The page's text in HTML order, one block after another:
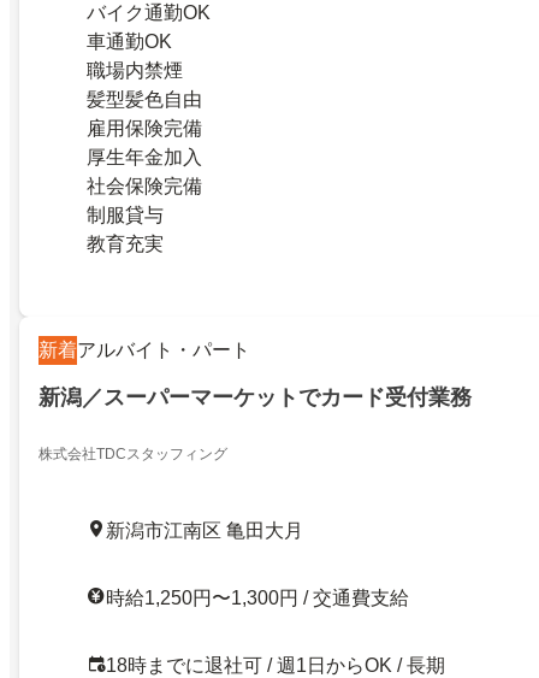
バイク通勤OK
車通勤OK
職場内禁煙
髪型髪色自由
雇用保険完備
厚生年金加入
社会保険完備
制服貸与
教育充実
新着アルバイト・パート
新潟／スーパーマーケットでカード受付業務
株式会社TDCスタッフィング
新潟市江南区 亀田大月
時給1,250円〜1,300円 / 交通費支給
18時までに退社可 / 週1日からOK / 長期